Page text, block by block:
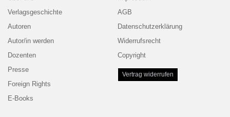
Verlagsgeschichte
Autoren
Autor/in werden
Dozenten
Presse
Foreign Rights
E-Books
AGB
Datenschutzerklärung
Widerrufsrecht
Copyright
Vertrag widerrufen